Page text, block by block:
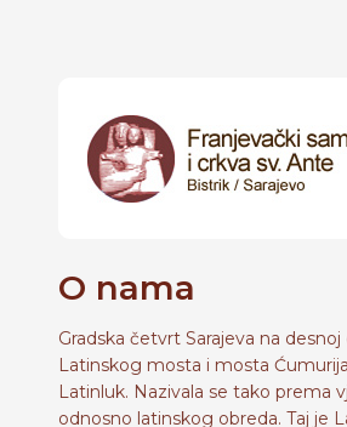
O nama
Gradska četvrt Sarajeva na
Latinskog mosta i mosta
Latinluk. Nazivala se tako prema
odnosno latinskog obreda. Taj je